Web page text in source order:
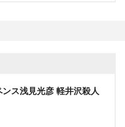
ス浅見光彦 軽井沢殺人